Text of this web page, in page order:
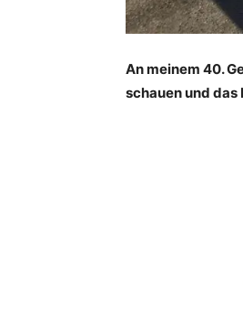
An meinem 40.
schauen und das